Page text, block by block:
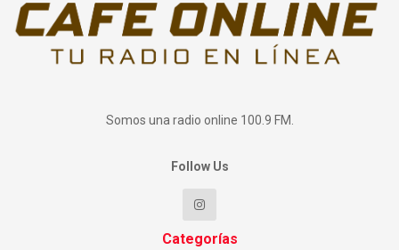
Somos una radio online 100.9 FM.
Follow Us
Categorías